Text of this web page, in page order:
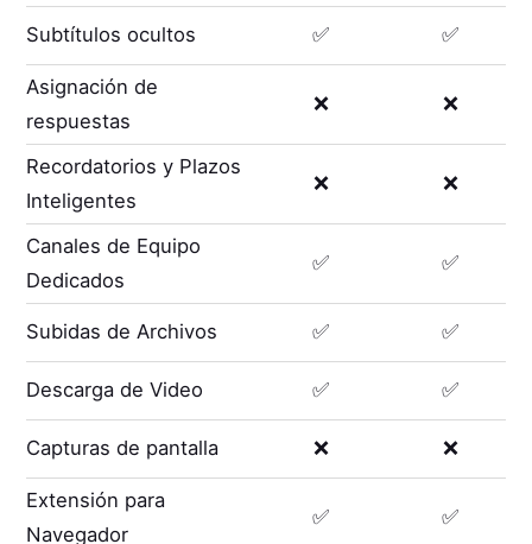
Subtítulos ocultos ✅ ✅
Asignación de
respuestas
❌ ❌
Recordatorios y Plazos
Inteligentes
❌ ❌
Canales de Equipo
Dedicados
✅ ✅
Subidas de Archivos ✅ ✅
Descarga de Video ✅ ✅
Capturas de pantalla ❌ ❌
Extensión para
Navegador
✅ ✅